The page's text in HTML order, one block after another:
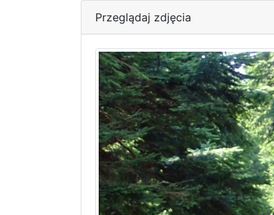
Przeglądaj zdjęcia